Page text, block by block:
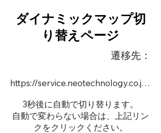
ダイナミックマップ切
り替えページ
遷移先：
https://service.neotechnology.co.jp/demo/DY097/FreeMindView.html
3秒後に自動で切り替ります。
自動で変わらない場合は、上記リン
クをクリックください。